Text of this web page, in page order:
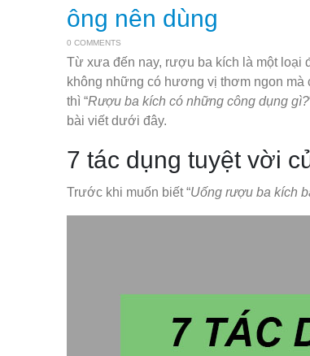
ông nên dùng
0 COMMENTS
Từ xưa đến nay, rượu ba kích là một loại
không những có hương vị thơm ngon
thì “Rượu ba kích có những công dụng gì?
bài viết dưới đây.
7 tác dụng tuyệt vời
Trước khi muốn biết “Uống rượu ba kích